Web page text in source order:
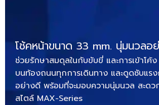
โช้คหน้าขนาด 33 mm. นุ่มนวลอ
ช่วยรักษาสมดุลในกับขับขี่ และการเข้าโค้
บนท้องถนนทุกการเดินทาง และดูดซับแรง
อย่างดี พร้อมที่จะมอบความนุ่มนวล สะด
สไตล์ MAX-Series